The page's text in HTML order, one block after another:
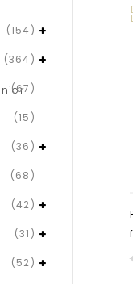
(154)
(364)
(67)
(15)
(36)
(68)
(42)
(31)
(52)